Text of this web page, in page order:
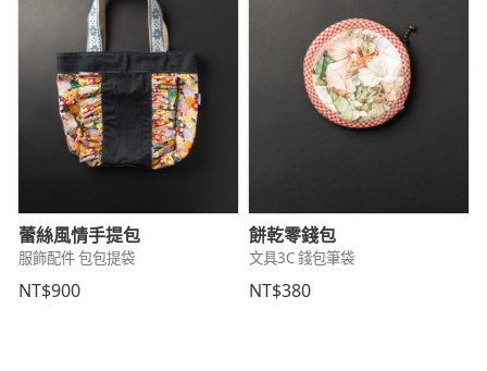
蕾絲風情手提包
服飾配件 包包提袋
NT$900
餅乾零錢包
文具3C 錢包筆袋
NT$380